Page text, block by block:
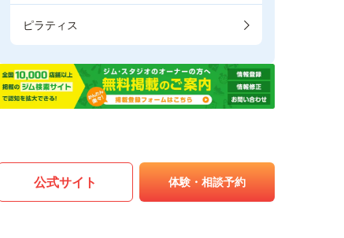
ピラティス
公式サイト 体験・相談予約